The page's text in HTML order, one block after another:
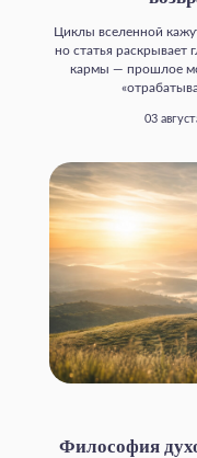
Циклы вселенной
но статья раскрывает
кармы — прошлое
03
Философия